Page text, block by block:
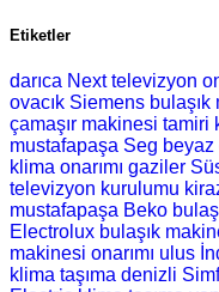
Etiketler
darıca Next televizyon
ovacık Siemens
çamaşır makinesi tamiri
mustafapaşa Seg beyaz
klima onarımı gaziler
televizyon kurulumu
mustafapaşa Beko
Electrolux bulaşık
makinesi onarımı ulus
klima taşıma denizli